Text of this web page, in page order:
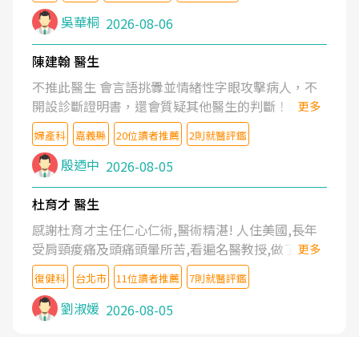
吳華桐 2026-08-06
陳建翰 醫生
不推此醫生 會言語挑釁並情緒性字眼攻擊病人，不
開設診斷證明書，還會質疑其他醫生的判斷！
更多
婦產科 嘉義縣 20位讀者推薦 2則就醫評鑑
殷迺中 2026-08-05
杜育才 醫生
感謝杜育才主任仁心仁術,醫術精湛! 人住美國,長年
受肩頸痠痛及頭痛頭暈所苦,看遍名醫教授,做了各種
檢查,也嘗試過西醫打針,中醫針灸及物理徒手治療都
沒有用,後來連吃到嗎啡類止痛藥都效果有限,只是壓
症狀,沒多久就痛起來,多年失眠嚴重影響生活品質.
台灣親友介紹忠孝醫院杜育才主任是頸頭症候群專
更多
復健科 台北市 11位讀者推薦 7則就醫評鑑
劉淑媛 2026-08-05